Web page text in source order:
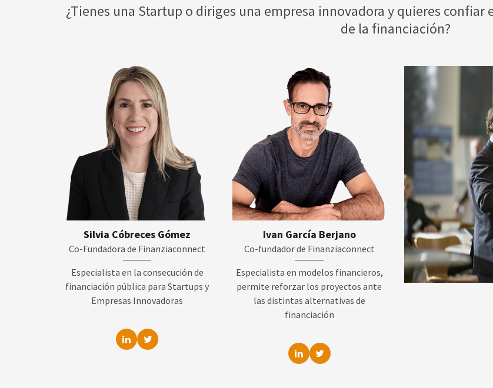
¿Tienes una Startup o diriges una empresa innovadora y quieres
de la financiación?
Silvia Cóbreces Gómez
Co-Fundadora de Finanziaconnect
Especialista en la consecución de
financiación pública para Startups y
Empresas Innovadoras
Ivan García Berjano
Co-fundador de Finanziaconnect
Especialista en modelos financieros,
permite reforzar los proyectos ante
las distintas alternativas de
financiación